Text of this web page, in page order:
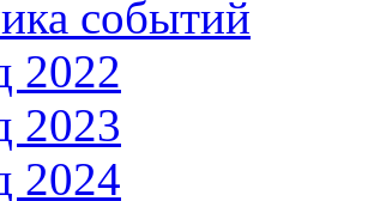
событий
2022
2023
2024